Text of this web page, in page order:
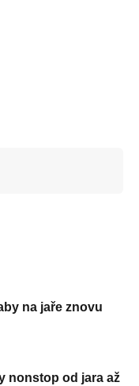
na jaře znovu
nonstop od jara až